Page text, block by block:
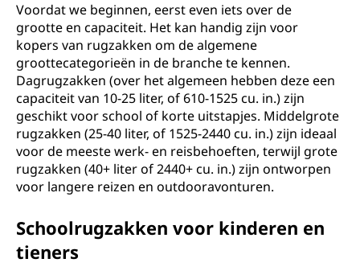
Voordat we beginnen, eerst even iets over de
grootte en capaciteit. Het kan handig zijn voor
kopers van rugzakken om de algemene
groottecategorieën in de branche te kennen.
Dagrugzakken (over het algemeen hebben deze een
capaciteit van 10-25 liter, of 610-1525 cu. in.) zijn
geschikt voor school of korte uitstapjes. Middelgrote
rugzakken (25-40 liter, of 1525-2440 cu. in.) zijn ideaal
voor de meeste werk- en reisbehoeften, terwijl grote
rugzakken (40+ liter of 2440+ cu. in.) zijn ontworpen
voor langere reizen en outdooravonturen.
Schoolrugzakken voor kinderen en
tieners